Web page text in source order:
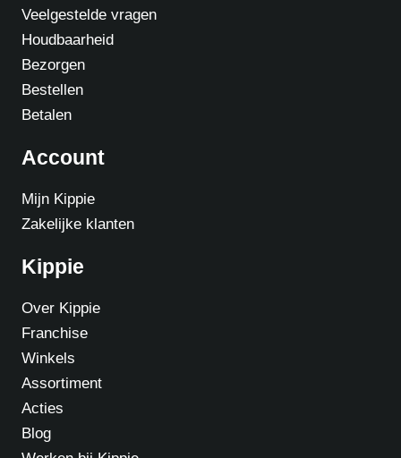
Veelgestelde vragen
Houdbaarheid
Bezorgen
Bestellen
Betalen
Account
Mijn Kippie
Zakelijke klanten
Kippie
Over Kippie
Franchise
Winkels
Assortiment
Acties
Blog